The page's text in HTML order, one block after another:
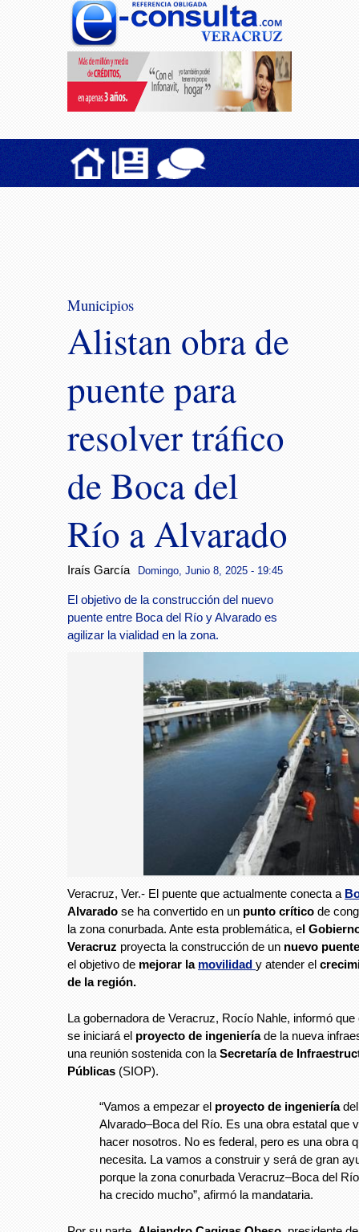
Municipios
Alistan obra de
puente para
resolver tráfico
de Boca del
Río a Alvarado
Iraís García Domingo, Junio 8, 2025 - 19:45
El objetivo de la construcción del nuevo
puente entre Boca del Río y Alvarado es
agilizar la vialidad en la zona.
Veracruz, Ver.- El puente que actualmente conecta a
Alvarado se ha convertido en un punto crítico de
la zona conurbada. Ante esta problemática, el
Veracruz proyecta la construcción de un nuevo puente
el objetivo de mejorar la movilidad y atender el
de la región.
La gobernadora de Veracruz, Rocío Nahle, informó
se iniciará el proyecto de ingenieríade la nueva
una reunión sostenida con la Secretaría de
Públicas (SIOP).
“Vamos a empezar el proyecto de ingenieríadel
Alvarado–Boca del Río. Es una obra estatal que
hacer nosotros. No es federal, pero es una obra
necesita. La vamos a construir y será de gran
porque la zona conurbada Veracruz–Boca del
ha crecido mucho”, afirmó la mandataria.